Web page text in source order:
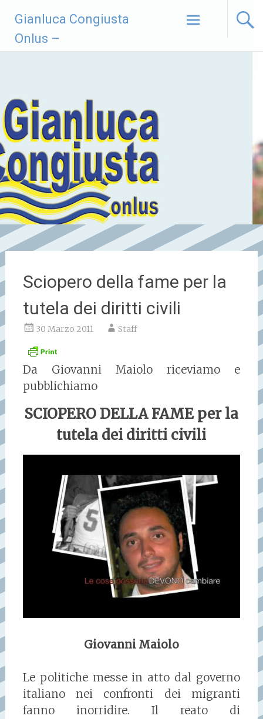
contenuto
Gianluca Congiusta
Onlus –
Sciopero della fame per la
tutela dei diritti civili
30 Marzo 2011 Staff
Da Giovanni Maiolo riceviamo e
pubblichiamo
SCIOPERO DELLA FAME per la
tutela dei diritti civili
Giovanni Maiolo
Le politiche messe in atto dal governo
italiano nei confronti dei migranti
fanno inorridire. Il reato di